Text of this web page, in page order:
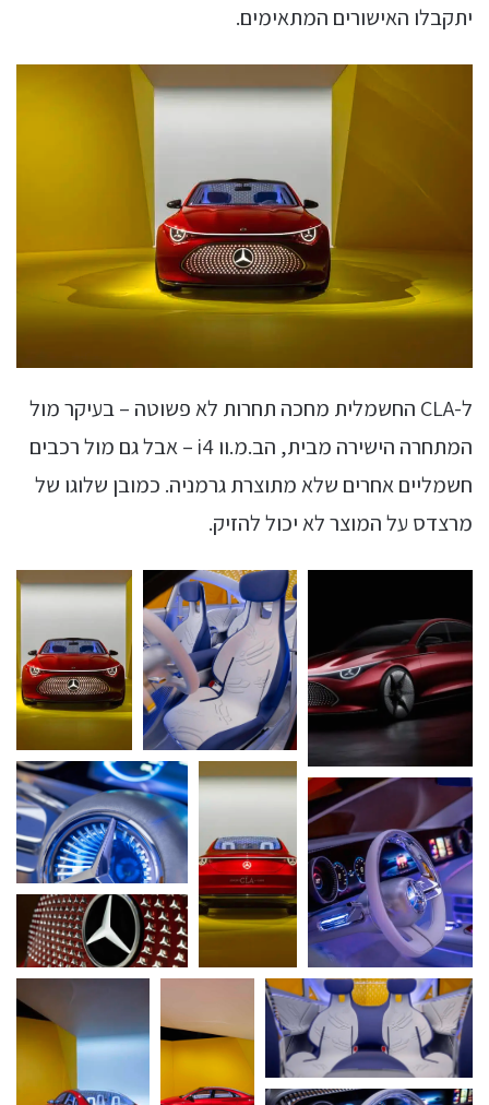
יתקבלו האישורים המתאימים.
ל-CLA החשמלית מחכה תחרות לא פשוטה – בעיקר מול
המתחרה הישירה מבית, הב.מ.וו i4 – אבל גם מול רכבים
חשמליים אחרים שלא מתוצרת גרמניה. כמובן שלוגו של
מרצדס על המוצר לא יכול להזיק.